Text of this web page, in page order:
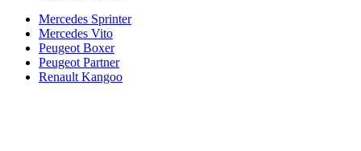
Mercedes Sprinter
Mercedes Vito
Peugeot Boxer
Peugeot Partner
Renault Kangoo